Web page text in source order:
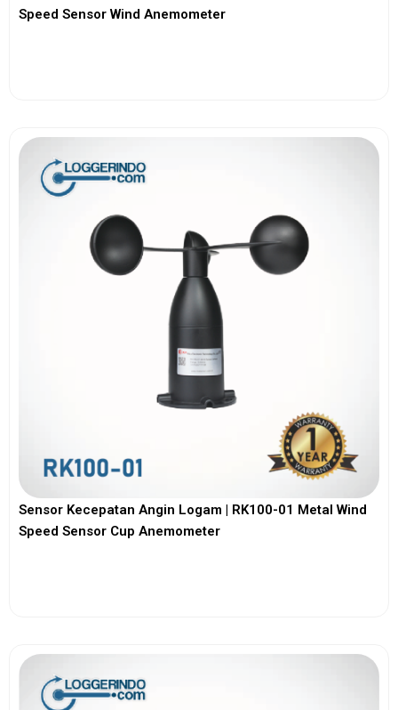
Speed Sensor Wind Anemometer
Sensor Kecepatan Angin Logam | RK100-01 Metal Wind
Speed Sensor Cup Anemometer